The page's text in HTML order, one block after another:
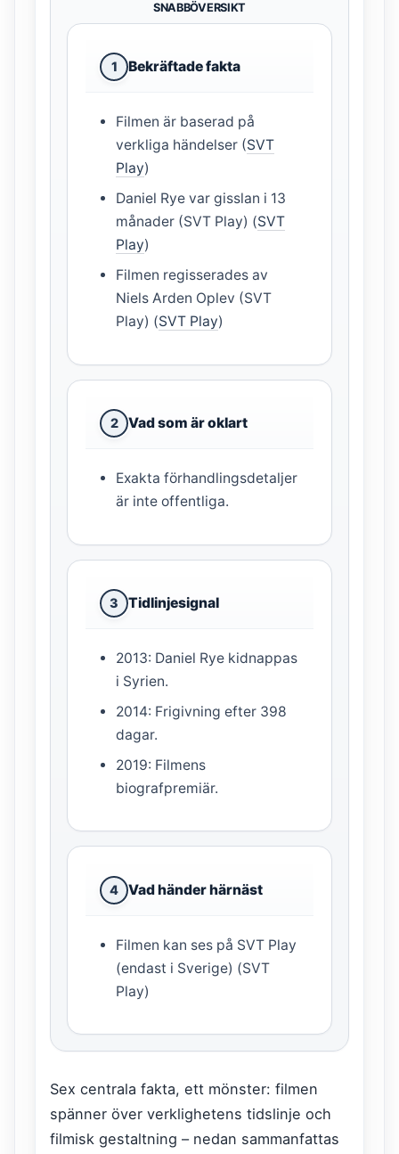
SNABBÖVERSIKT
1 Bekräftade fakta
Filmen är baserad på
verkliga händelser (SVT
Play)
Daniel Rye var gisslan i 13
månader (SVT Play) (SVT
Play)
Filmen regisserades av
Niels Arden Oplev (SVT
Play) (SVT Play)
2 Vad som är oklart
Exakta förhandlingsdetaljer
är inte offentliga.
3 Tidlinjesignal
2013: Daniel Rye kidnappas
i Syrien.
2014: Frigivning efter 398
dagar.
2019: Filmens
biografpremiär.
4 Vad händer härnäst
Filmen kan ses på SVT Play
(endast i Sverige) (SVT
Play)
Sex centrala fakta, ett mönster: filmen
spänner över verklighetens tidslinje och
filmisk gestaltning – nedan sammanfattas